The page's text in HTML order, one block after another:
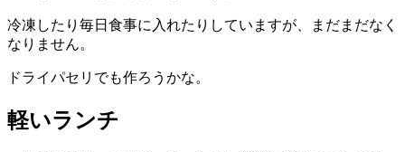
冷凍したり毎日食事に入れたりしていますが、まだまだなく
なりません。
ドライパセリでも作ろうかな。
軽いランチ